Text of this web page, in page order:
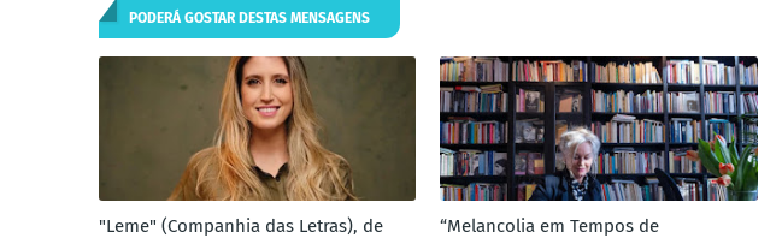
PODERÁ GOSTAR DESTAS MENSAGENS
"Leme" (Companhia das Letras), de
“Melancolia em Tempos de